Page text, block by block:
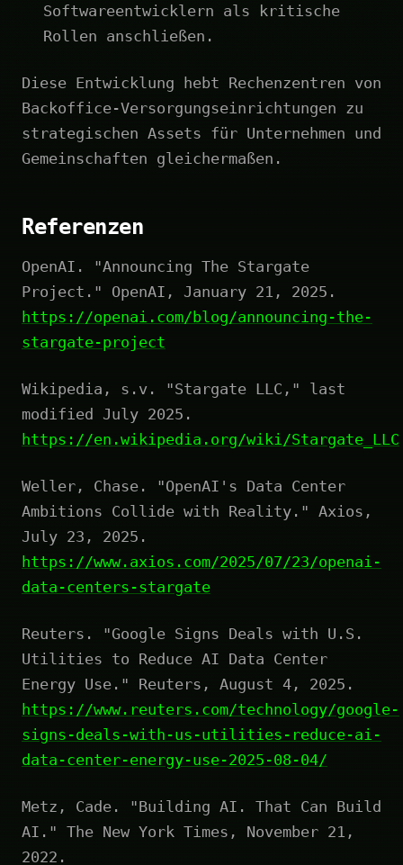
Softwareentwicklern als kritische
Rollen anschließen.
Diese Entwicklung hebt Rechenzentren von
Backoffice-Versorgungseinrichtungen zu
strategischen Assets für Unternehmen und
Gemeinschaften gleichermaßen.
Referenzen
OpenAI. "Announcing The Stargate
Project." OpenAI, January 21, 2025.
https://openai.com/blog/announcing-the-
stargate-project
Wikipedia, s.v. "Stargate LLC," last
modified July 2025.
https://en.wikipedia.org/wiki/Stargate_LLC
Weller, Chase. "OpenAI's Data Center
Ambitions Collide with Reality." Axios,
July 23, 2025.
https://www.axios.com/2025/07/23/openai-
data-centers-stargate
Reuters. "Google Signs Deals with U.S.
Utilities to Reduce AI Data Center
Energy Use." Reuters, August 4, 2025.
https://www.reuters.com/technology/google-
signs-deals-with-us-utilities-reduce-ai-
data-center-energy-use-2025-08-04/
Metz, Cade. "Building AI. That Can Build
AI." The New York Times, November 21,
2022.